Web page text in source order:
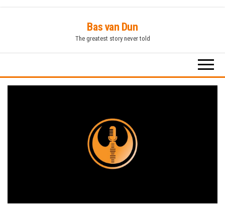
inhoud
Bas van Dun
The greatest story never told